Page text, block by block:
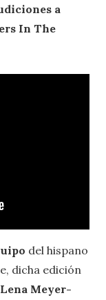
a
In The
del hispano
dicha edición
Lena Meyer-